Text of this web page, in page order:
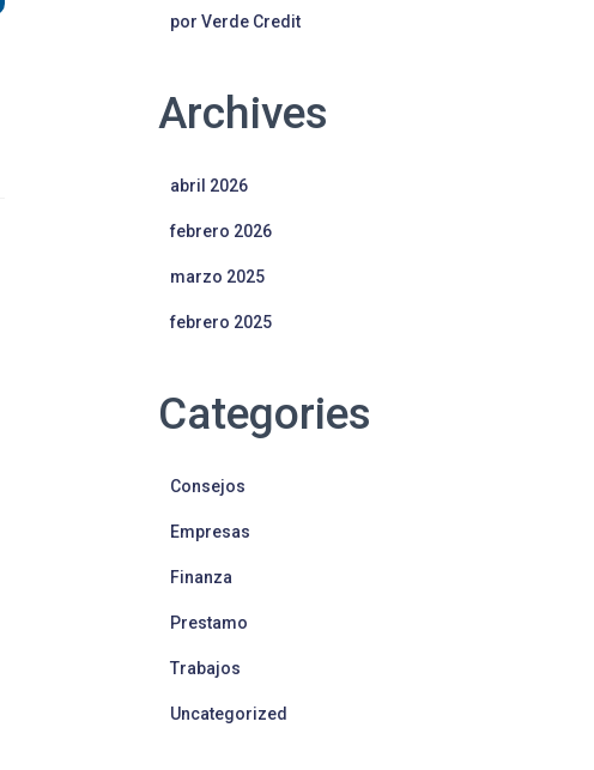
por Verde Credit
Archives
abril 2026
febrero 2026
marzo 2025
febrero 2025
Categories
Consejos
Empresas
Finanza
Prestamo
Trabajos
Uncategorized